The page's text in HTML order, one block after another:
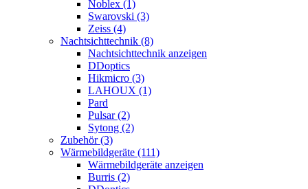
Noblex (1)
Swarovski (3)
Zeiss (4)
Nachtsichttechnik (8)
Nachtsichttechnik anzeigen
DDoptics
Hikmicro (3)
LAHOUX (1)
Pard
Pulsar (2)
Sytong (2)
Zubehör (3)
Wärmebildgeräte (111)
Wärmebildgeräte anzeigen
Burris (2)